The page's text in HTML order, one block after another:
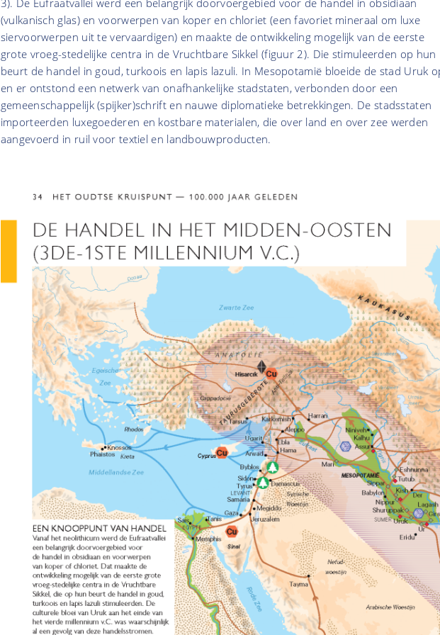
(vulkanisch glas) en voorwerpen van koper en chloriet (een favoriet mineraal om luxe
siervoorwerpen uit te vervaardigen) en maakte de ontwikkeling mogelijk van de eerste
grote vroeg-stedelijke centra in de Vruchtbare Sikkel (figuur 2). Die stimuleerden op hun
beurt de handel in goud, turkoois en lapis lazuli. In Mesopotamië bloeide de stad Uruk
en er ontstond een netwerk van onafhankelijke stadstaten, verbonden door een
gemeenschappelijk (spijker)schrift en nauwe diplomatieke betrekkingen. De stadsstaten
importeerden luxegoederen en kostbare materialen, die over land en over zee werden
aangevoerd in ruil voor textiel en landbouwproducten.